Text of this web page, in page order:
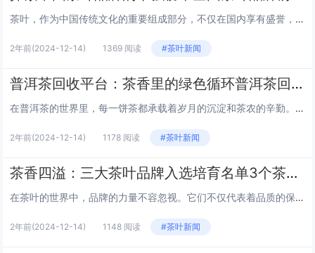
茶叶，作为中国传统文化的重要组成部分，不仅在国内享有盛誉，也在世界范围内广受欢迎。中国的茶叶种类繁多，从绿茶、红茶到乌龙茶和普洱茶，每一种都有其独特的风味和制作工艺。以下是全国茶叶品牌前十位的详细介绍，让我们一起领略这些品牌的风采。 1....
2年前(2024-12-14) 1369 阅读 #茶叶新闻
普洱茶回收平台：茶香里的绿色循环普洱茶回收平台
在普洱茶的世界里，每一饼茶都承载着岁月的沉淀和茶农的辛勤。然而，随着时间的推移，一些普洱茶因为保存不当或市场需求变化而逐渐失去了它的价值。这不仅是一种资源的浪费，也是对茶文化的一种不尊重。因此，我们提出了一个创新的概念——普洱茶回收平台，...
2年前(2024-12-14) 1178 阅读 #茶叶新闻
茶香四溢：三大茶叶品牌入选培育名单3个茶叶品牌入选培育名单新
在茶叶的世界中，品牌的力量不容忽视。它们不仅代表着品质的保证，也是文化传承的载体。近日，三个茶叶品牌因其卓越的品质和独特的文化价值，成功入选了培育名单，预示着它们将在未来茶界中扮演更加重要的角色。让我们一同探索这三个品牌的独到之处。 1....
2年前(2024-12-14) 1148 阅读 #茶叶新闻